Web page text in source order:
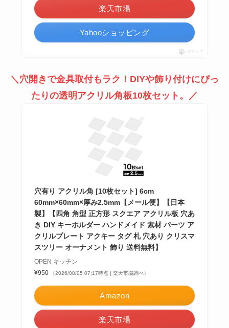
楽天市場
Yahooショッピング
ポチップ
＼穴開きで金具取付もラク！DIYや飾り付けにぴっ
たりの透明アクリル角板10枚セット。／
穴有り アクリル角 [10枚セット] 6cm
60mm×60mm×厚み2.5mm【メール便】【日本
製】【四角 角型 正方形 スクエア アクリル板 穴あ
き DIY キーホルダー ハンドメイド 素材 パーツ ア
クリルプレート アクキー タグ 札 穴あり クリスマ
スツリー オーナメント 飾り 送料無料】
OPEN キッチン
¥950
（2026/08/05 07:17時点 | 楽天市場調べ）
Amazon
楽天市場